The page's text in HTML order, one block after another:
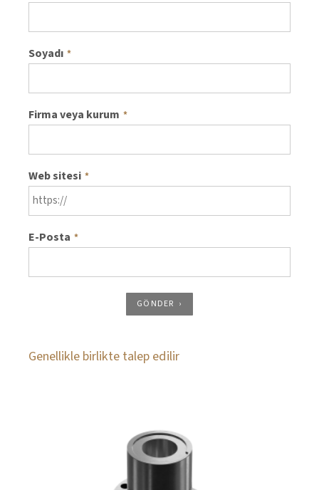
Soyadı *
Firma veya kurum *
Web sitesi *
E-Posta *
GÖNDER
Genellikle birlikte talep edilir